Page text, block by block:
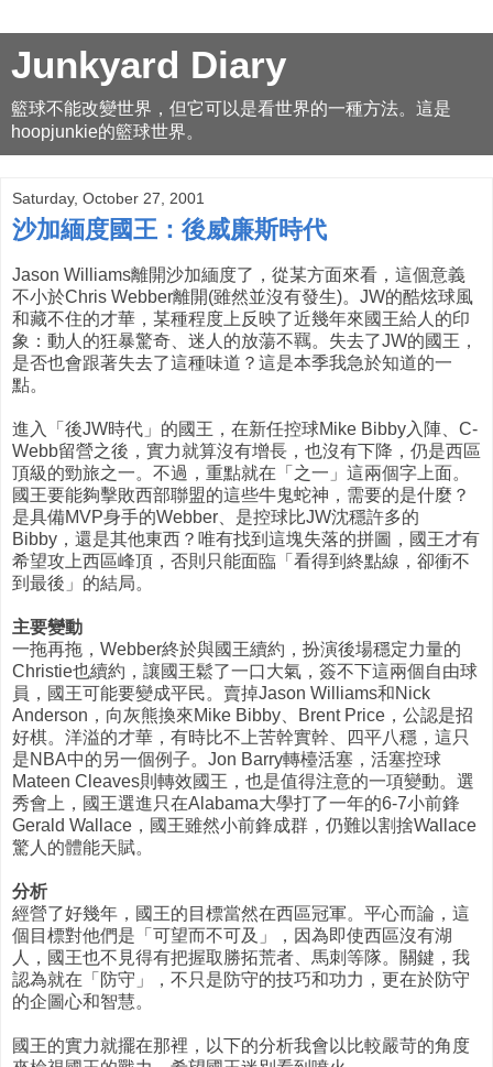
Junkyard Diary
籃球不能改變世界，但它可以是看世界的一種方法。這是
hoopjunkie的籃球世界。
Saturday, October 27, 2001
沙加緬度國王：後威廉斯時代
Jason Williams離開沙加緬度了，從某方面來看，這個意義
不小於Chris Webber離開(雖然並沒有發生)。JW的酷炫球風
和藏不住的才華，某種程度上反映了近幾年來國王給人的印
象：動人的狂暴驚奇、迷人的放蕩不羈。失去了JW的國王，
是否也會跟著失去了這種味道？這是本季我急於知道的一
點。
進入「後JW時代」的國王，在新任控球Mike Bibby入陣、C-
Webb留營之後，實力就算沒有增長，也沒有下降，仍是西區
頂級的勁旅之一。不過，重點就在「之一」這兩個字上面。
國王要能夠擊敗西部聯盟的這些牛鬼蛇神，需要的是什麼？
是具備MVP身手的Webber、是控球比JW沈穩許多的
Bibby，還是其他東西？唯有找到這塊失落的拼圖，國王才有
希望攻上西區峰頂，否則只能面臨「看得到終點線，卻衝不
到最後」的結局。
主要變動
一拖再拖，Webber終於與國王續約，扮演後場穩定力量的
Christie也續約，讓國王鬆了一口大氣，簽不下這兩個自由球
員，國王可能要變成平民。賣掉Jason Williams和Nick
Anderson，向灰熊換來Mike Bibby、Brent Price，公認是招
好棋。洋溢的才華，有時比不上苦幹實幹、四平八穩，這只
是NBA中的另一個例子。Jon Barry轉檯活塞，活塞控球
Mateen Cleaves則轉效國王，也是值得注意的一項變動。選
秀會上，國王選進只在Alabama大學打了一年的6-7小前鋒
Gerald Wallace，國王雖然小前鋒成群，仍難以割捨Wallace
驚人的體能天賦。
分析
經營了好幾年，國王的目標當然在西區冠軍。平心而論，這
個目標對他們是「可望而不可及」，因為即使西區沒有湖
人，國王也不見得有把握取勝拓荒者、馬刺等隊。關鍵，我
認為就在「防守」，不只是防守的技巧和功力，更在於防守
的企圖心和智慧。
國王的實力就擺在那裡，以下的分析我會以比較嚴苛的角度